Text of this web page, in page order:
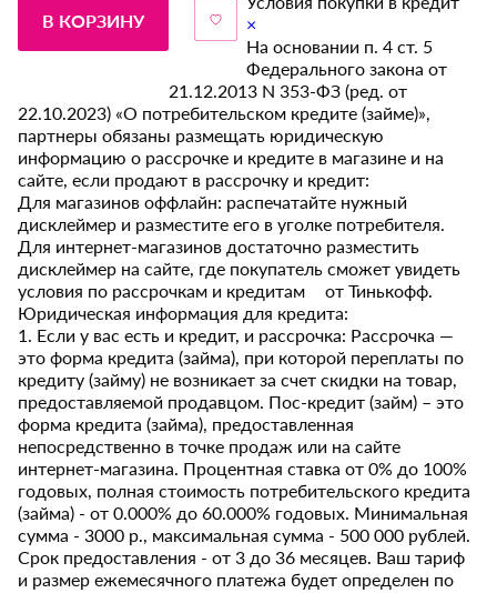
В КОРЗИНУ
×
На основании п. 4 ст. 5
Федерального закона от
21.12.2013 N 353-ФЗ (ред. от
22.10.2023) «О потребительском кредите (займе)»,
партнеры обязаны размещать юридическую
информацию о рассрочке и кредите в магазине и на
сайте, если продают в рассрочку и кредит:
Для магазинов оффлайн: распечатайте нужный
дисклеймер и разместите его в уголке потребителя.
Для интернет-магазинов достаточно разместить
дисклеймер на сайте, где покупатель сможет увидеть
условия по рассрочкам и кредитам от Тинькофф.
Юридическая информация для кредита:
1. Если у вас есть и кредит, и рассрочка: Рассрочка —
это форма кредита (займа), при которой переплаты по
кредиту (займу) не возникает за счет скидки на товар,
предоставляемой продавцом. Пос-кредит (займ) – это
форма кредита (займа), предоставленная
непосредственно в точке продаж или на сайте
интернет-магазина. Процентная ставка от 0% до 100%
годовых, полная стоимость потребительского кредита
(займа) - от 0.000% до 60.000% годовых. Минимальная
сумма - 3000 р., максимальная сумма - 500 000 рублей.
Срок предоставления - от 3 до 36 месяцев. Ваш тариф
и размер ежемесячного платежа будет определен по